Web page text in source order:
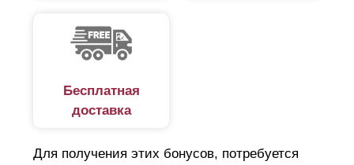
Бесплатная
доставка
Для получения этих бонусов, потребуется